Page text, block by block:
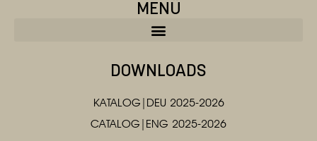
MENÜ
DOWNLOADS
KATALOG|DEU 2025-2026
CATALOG|ENG 2025-2026